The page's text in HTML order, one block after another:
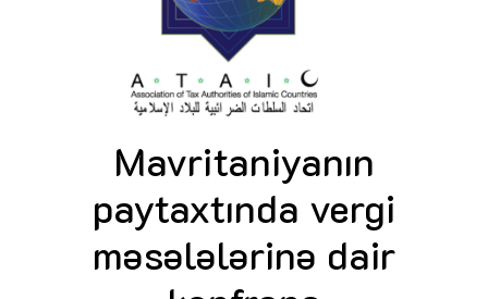
Mavritaniyanın
paytaxtında vergi
məsələlərinə dair